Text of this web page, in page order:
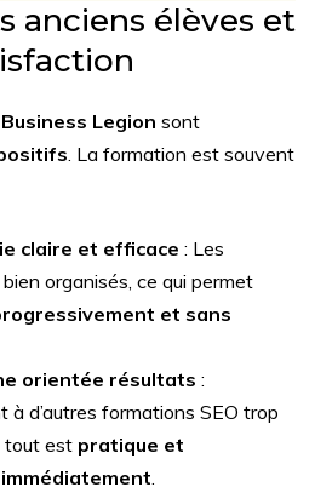
anciens élèves et
Legion sont
. La formation est souvent
claire et efficace : Les
organisés, ce qui permet
et sans
orientée résultats :
à d’autres formations SEO trop
tout est pratique et
.